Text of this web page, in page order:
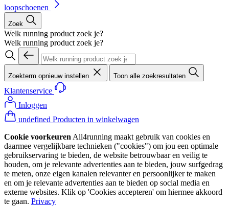
loopschoenen
Zoek
Welk running product zoek je?
Welk running product zoek je?
Zoekterm opnieuw instellen Toon alle zoekresultaten
Klantenservice
Inloggen
undefined Producten in winkelwagen
Cookie voorkeuren All4running maakt gebruik van cookies en
daarmee vergelijkbare technieken ("cookies") om jou een optimale
gebruikservaring te bieden, de website betrouwbaar en veilig te
houden, om je relevante advertenties aan te bieden, jouw surfgedrag
te meten, onze eigen kanalen relevanter en persoonlijker te maken
en om je relevante advertenties aan te bieden op social media en
externe websites. Klik op 'Cookies accepteren' om hiermee akkoord
te gaan. Privacy